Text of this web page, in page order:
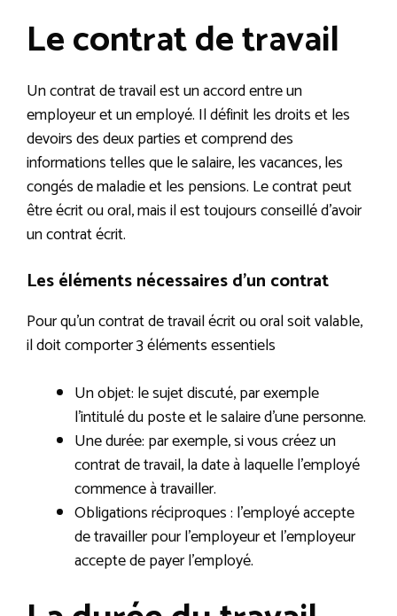
Le contrat de travail
Un contrat de travail est un accord entre un
employeur et un employé. Il définit les droits et les
devoirs des deux parties et comprend des
informations telles que le salaire, les vacances, les
congés de maladie et les pensions. Le contrat peut
être écrit ou oral, mais il est toujours conseillé d’avoir
un contrat écrit.
Les éléments nécessaires d’un contrat
Pour qu’un contrat de travail écrit ou oral soit valable,
il doit comporter 3 éléments essentiels
Un objet: le sujet discuté, par exemple
l’intitulé du poste et le salaire d’une personne.
Une durée: par exemple, si vous créez un
contrat de travail, la date à laquelle l’employé
commence à travailler.
Obligations réciproques : l’employé accepte
de travailler pour l’employeur et l’employeur
accepte de payer l’employé.